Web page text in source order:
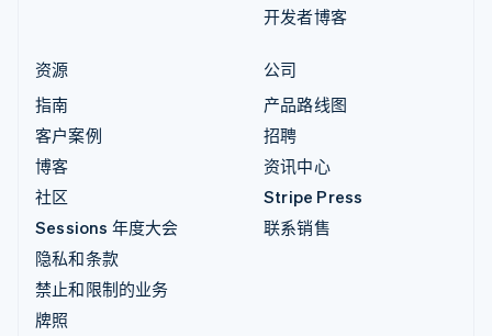
开发者博客
资源
指南
客户案例
博客
社区
Sessions 年度大会
隐私和条款
禁止和限制的业务
牌照
公司
产品路线图
招聘
资讯中心
Stripe Press
联系销售